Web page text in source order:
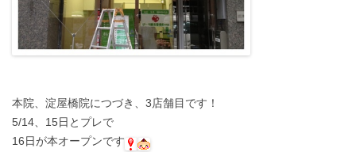
本院、淀屋橋院につづき、3店舗目です！
5/14、15日とプレで
16日が本オープンです